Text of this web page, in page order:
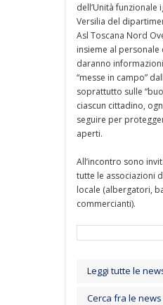
dell’Unità funzionale
Versilia del
Asl Toscana Nord
insieme al personale
daranno
“messe in campo”
soprattutto sulle
ciascun cittadino,
seguire per
aperti.
All’incontro sono
tutte le associazioni
locale (albergatori,
commercianti).
Leggi tutte le
Cerca fra le news